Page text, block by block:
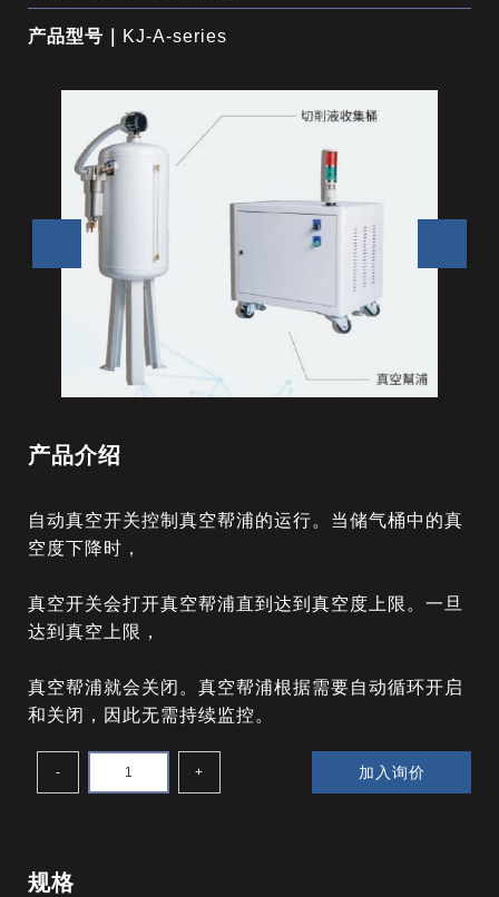
产品型号｜ KJ-A-series
产品介绍
自动真空开关控制真空帮浦的运行。当储气桶中的真
空度下降时，
真空开关会打开真空帮浦直到达到真空度上限。一旦
达到真空上限，
真空帮浦就会关闭。真空帮浦根据需要自动循环开启
和关闭，因此无需持续监控。
- + 加入询价
规格